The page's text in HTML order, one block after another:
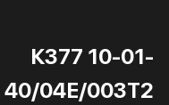
К377 10-01-
40/04Е/003Т2